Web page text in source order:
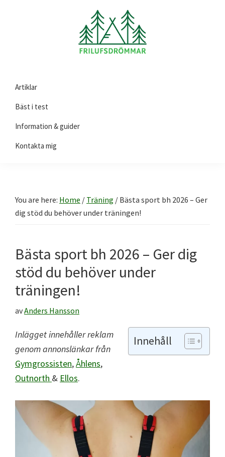
hittar
du
och
tips
ditt
friluftsliv!
Artiklar
Bäst i test
Information & guider
Kontakta mig
You are here: Home / Träning / Bästa sport bh 2026 – Ger
dig stöd du behöver under träningen!
Bästa sport bh 2026 – Ger dig
stöd du behöver under
träningen!
avAnders Hansson
Innehåll
Inlägget innehåller reklam
genom annonslänkar från
Gymgrossisten,Åhlens,
Outnorth & Ellos.